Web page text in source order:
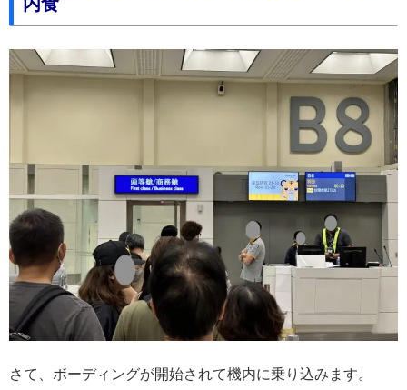
さて、ボーディングが開始されて機内に乗り込みます。